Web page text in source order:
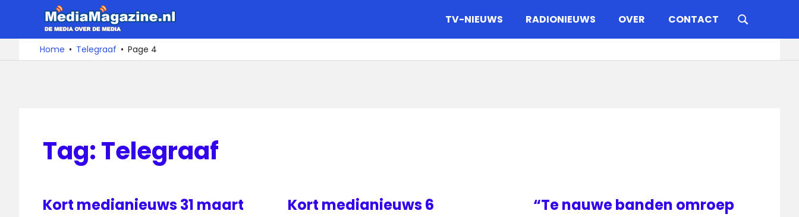
de
De
media
over
TV-NIEUWS RADIONIEUWS OVER CONTACT
Home Telegraaf Page 4
Tag:Telegraaf
Kort medianieuws 31 maart
Kort medianieuws 6
“Te nauwe banden omroep